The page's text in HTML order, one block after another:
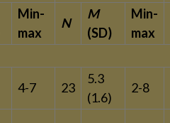
Min-
max
N
M
(SD)
Min-
max
4-7 23
5.3
(1.6)
2-8